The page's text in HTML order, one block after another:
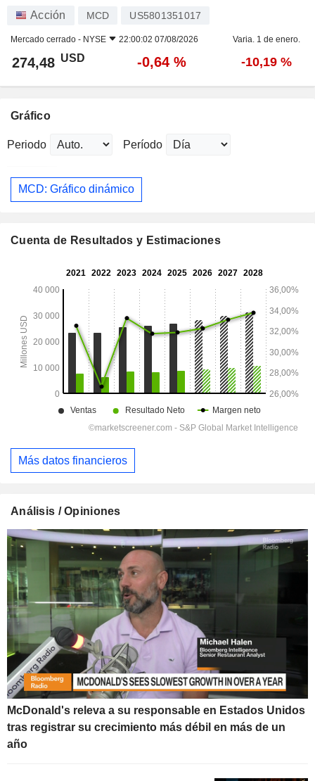
Acción MCD US5801351017
Mercado cerrado - NYSE 22:00:02 07/08/2026 Varia. 1 de enero.
274,48 USD -0,64 % -10,19 %
Gráfico
Periodo Período
MCD: Gráfico dinámico
Cuenta de Resultados y Estimaciones
Más datos financieros
Análisis / Opiniones
McDonald's releva a su responsable en Estados Unidos
tras registrar su crecimiento más débil en más de un
año